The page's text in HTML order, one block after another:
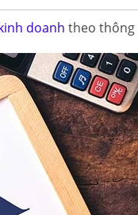
doanh theo thông